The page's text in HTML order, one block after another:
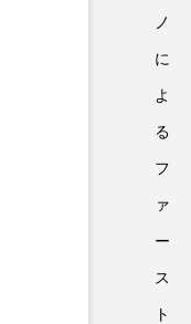
ノ
に
よ
る
フ
ァ
ー
ス
ト